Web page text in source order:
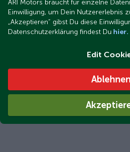
ARI Motors braucht für einzelne
Einwilligung, um Dein Nutzererlebnis
„Akzeptieren“ gibst Du diese
Datenschutzerklärung findest Du hier.
Edit
Ablehnen